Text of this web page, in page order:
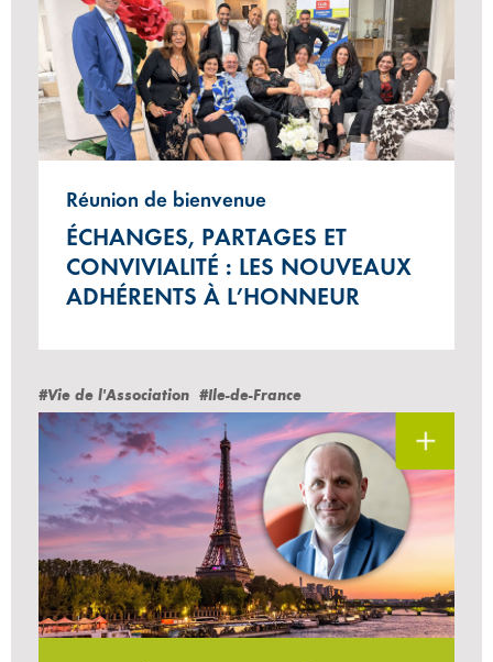
Réunion de bienvenue
ÉCHANGES, PARTAGES ET
CONVIVIALITÉ : LES NOUVEAUX
ADHÉRENTS À L’HONNEUR
#Vie de l'Association #Ile-de-France